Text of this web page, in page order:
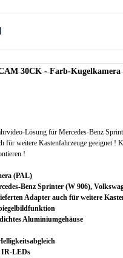
30CK - Farb-
Lösung für Mercedes-Benz
für weitere Kastenfahrzeuge geeignet !
!
(PAL)
Benz Sprinter (W 906),
Adapter auch für weitere
Aluminiumgehäuse
IR-LEDs